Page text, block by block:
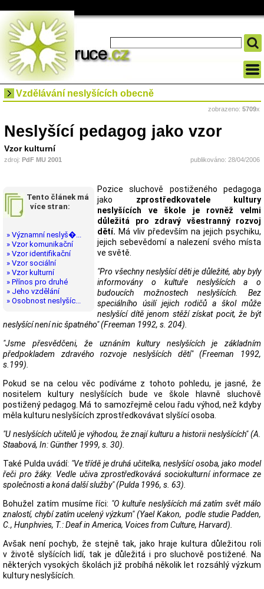
Vzdělávání neslyšících obecně
zobrazeno: 5709x
Neslyšící pedagog jako vzor
Vzor kulturní
zdroj: PdF MU 2001 publikováno: 28/04/2006
Tento článek má
více stran:
» Významní neslyš�...
» Vzor komunikační
» Vzor identifikační
» Vzor sociální
» Vzor kulturní
» Přínos pro druhé
» Jeho vzdělání
» Osobnost neslyšíc...
Pozice sluchově postiženého pedagoga
jako zprostředkovatele kultury
neslyšících ve škole je rovněž velmi
důležitá pro zdravý všestranný rozvoj
dětí. Má vliv především na jejich psychiku,
jejich sebevědomí a nalezení svého místa
ve světě.
"Pro všechny neslyšící děti je důležité, aby byly
informovány o kultuře neslyšících a o
budoucích možnostech neslyšících. Bez
speciálního úsilí jejich rodičů a škol může
neslyšící dítě jenom stěží získat pocit, že být
neslyšící není nic špatného" (Freeman 1992, s. 204).
"Jsme přesvědčeni, že uznáním kultury neslyšících je základním
předpokladem zdravého rozvoje neslyšících dětí" (Freeman 1992,
s.199).
Pokud se na celou věc podíváme z tohoto pohledu, je jasné, že
nositelem kultury neslyšících bude ve škole hlavně sluchově
postižený pedagog. Má to samozřejmě celou řadu výhod, než kdyby
měla kulturu neslyšících zprostředkovávat slyšící osoba.
"U neslyšících učitelů je výhodou, že znají kulturu a historii neslyšících" (A.
Staabová, In: Günther 1999, s. 30).
Také Pulda uvádí: "Ve třídě je druhá učitelka, neslyšící osoba, jako model
řeči pro žáky. Vedle učiva zprostředkovává sociokulturní informace ze
společnosti a koná další služby" (Pulda 1996, s. 63).
Bohužel zatím musíme říci: "O kultuře neslyšících má zatím svět málo
znalostí, chybí zatím ucelený výzkum" (Yael Kakon, podle studie Padden,
C., Hunphvies, T.: Deaf in America, Voices from Culture, Harvard).
Avšak není pochyb, že stejně tak, jako hraje kultura důležitou roli
v životě slyšících lidí, tak je důležitá i pro sluchově postižené. Na
některých vysokých školách již probíhá několik let rozsáhlý výzkum
kultury neslyšících.